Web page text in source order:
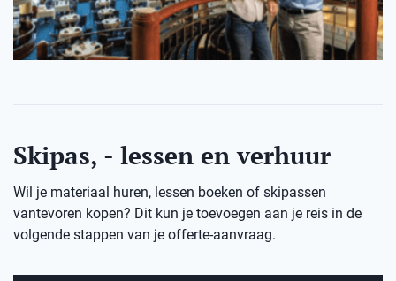
Skipas, - lessen en verhuur
Wil je materiaal huren, lessen boeken of skipassen
vantevoren kopen? Dit kun je toevoegen aan je reis in de
volgende stappen van je offerte-aanvraag.